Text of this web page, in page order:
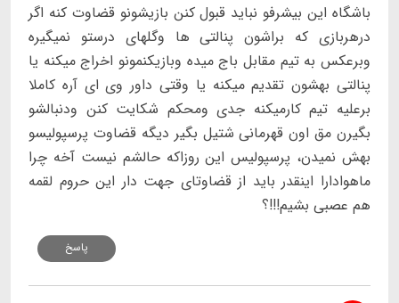
باشگاه این بیشرفو نباید قبول کنن بازیشونو قضاوت کنه اگر
درهربازی که براشون پنالتی ها وگلهای درستو نمیگیره
وبرعکس به تیم مقابل باج میده وبازیکنمونو اخراج میکنه یا
پنالتی بهشون تقدیم میکنه یا وقتی داور وی ای آره کاملا
برعلیه تیم کارمیکنه جدی ومحکم شکایت کنن ودنبالشو
بگیرن مق اون قهرمانی شتیل بگیر دیگه قضاوت پرسپولیسو
بهش نمیدن، پرسپولیس این روزاکه حالشم نیست آخه چرا
ماهوادارا اینقدر باید از قضاوتای جهت دار این حروم لقمه
هم عصبی بشیم!!!؟
پاسخ